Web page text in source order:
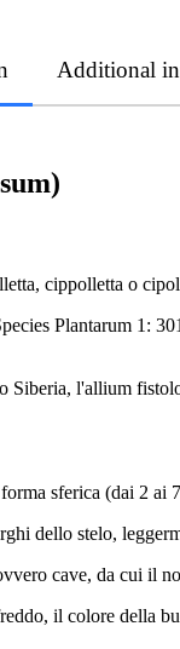
Additional
cippolletta o
Plantarum 1:
l'allium
sferica (dai 2
dello stelo,
cave, da cui il
il colore della